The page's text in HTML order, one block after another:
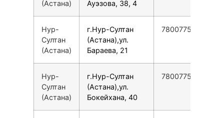
(Астана)
Ауэзова, 38, 4
Нур-
Султан
(Астана)
г.Нур-Султан
(Астана),ул.
Бараева, 21
78007753553
Нур-
Султан
(Астана)
г.Нур-Султан
(Астана),ул.
Бокейхана, 40
78007753553